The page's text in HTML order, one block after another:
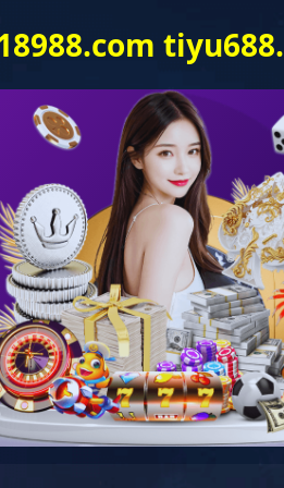
关于我们 新闻中心 主营业务